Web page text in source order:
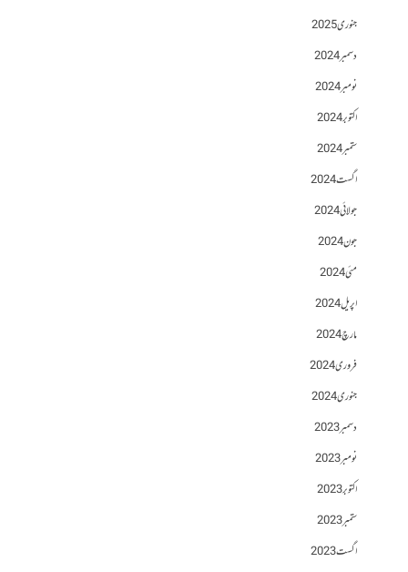
جنوری 2025
دسمبر 2024
نومبر 2024
اکتوبر 2024
ستمبر 2024
اگست 2024
جولائی 2024
جون 2024
مئی 2024
اپریل 2024
مارچ 2024
فروری 2024
جنوری 2024
دسمبر 2023
نومبر 2023
اکتوبر 2023
ستمبر 2023
اگست 2023